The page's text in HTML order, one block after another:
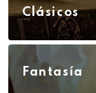
Clásicos
Fantasía